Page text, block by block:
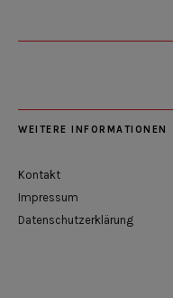
WEITERE INFORMATIONEN
Kontakt
Impressum
Datenschutzerklärung